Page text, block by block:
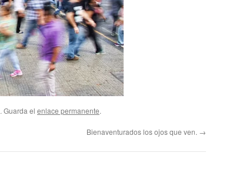
. Guarda el enlace permanente.
Bienaventurados los ojos que ven. →